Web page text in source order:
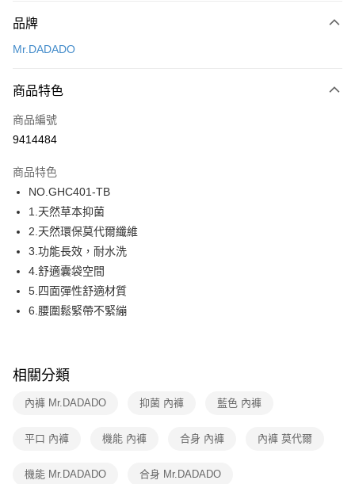
信用卡一次付款
LINE Pay
街口支付
運送方式
全家取貨付款
每筆NT$80，滿NT$1,000(含以上)免運費
付款後全家取貨
每筆NT$80，滿NT$1,000(含以上)免運費
7-11取貨付款
付款後7-11取貨
每筆NT$80，滿NT$1,000(含以上)免運費
離島
品牌
Mr.DADADO
商品特色
商品編號
9414484
商品特色
NO.GHC401-TB
1.天然草本抑菌
2.天然環保莫代爾纖維
3.功能長效，耐水洗
4.舒適囊袋空間
5.四面彈性舒適材質
6.腰圍鬆緊帶不緊繃
相關分類
內褲 Mr.DADADO 抑菌 內褲 藍色 內褲
平口 內褲 機能 內褲 合身 內褲 內褲 莫代爾
機能 Mr.DADADO 合身 Mr.DADADO